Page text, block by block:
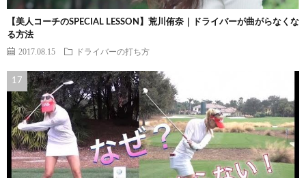
【美人コーチのSPECIAL LESSON】荒川侑奈｜ドライバーが曲がらなくな
る方法
2017.08.15 ドライバーの打ち方